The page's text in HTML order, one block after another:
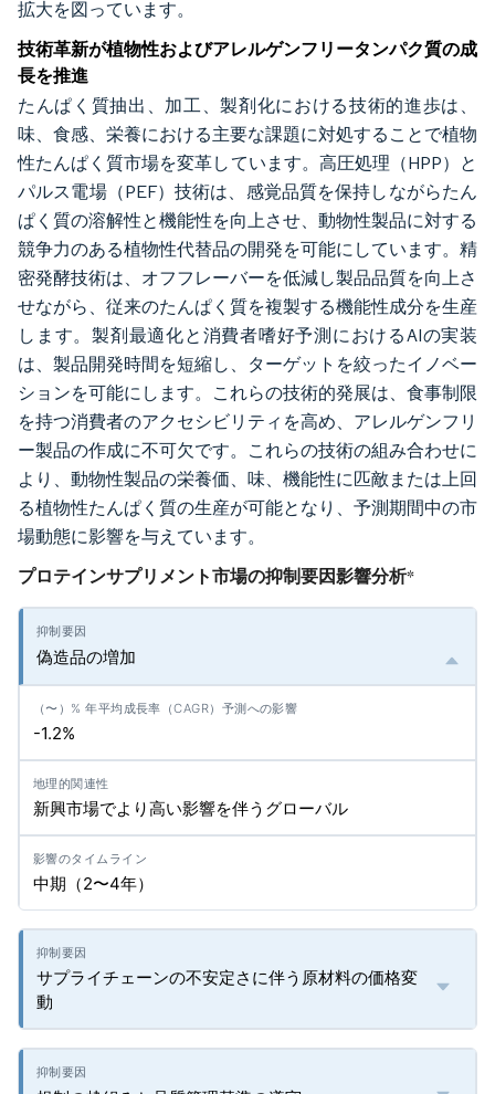
拡大を図っています。
技術革新が植物性およびアレルゲンフリータンパク質の成
長を推進
たんぱく質抽出、加工、製剤化における技術的進歩は、
味、食感、栄養における主要な課題に対処することで植物
性たんぱく質市場を変革しています。高圧処理（HPP）と
パルス電場（PEF）技術は、感覚品質を保持しながらたん
ぱく質の溶解性と機能性を向上させ、動物性製品に対する
競争力のある植物性代替品の開発を可能にしています。精
密発酵技術は、オフフレーバーを低減し製品品質を向上さ
せながら、従来のたんぱく質を複製する機能性成分を生産
します。製剤最適化と消費者嗜好予測におけるAIの実装
は、製品開発時間を短縮し、ターゲットを絞ったイノベー
ションを可能にします。これらの技術的発展は、食事制限
を持つ消費者のアクセシビリティを高め、アレルゲンフリ
ー製品の作成に不可欠です。これらの技術の組み合わせに
より、動物性製品の栄養価、味、機能性に匹敵または上回
る植物性たんぱく質の生産が可能となり、予測期間中の市
場動態に影響を与えています。
プロテインサプリメント市場の抑制要因影響分析*
偽造品の増加
-1.2%
新興市場でより高い影響を伴うグローバル
中期（2〜4年）
サプライチェーンの不安定さに伴う原材料の価格変
動